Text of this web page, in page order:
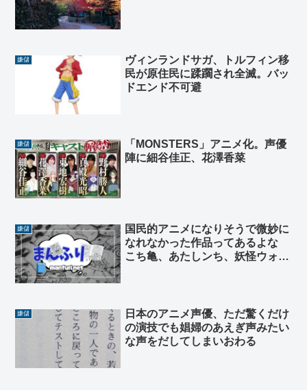
嫌儲
ヴィンランドサガ、トルフィン移
民が原住民に蹂躙され全滅。バッ
ドエンド不可避
嫌儲
「MONSTERS」アニメ化。声優
陣に細谷佳正、花澤香菜
嫌儲
国民的アニメになりそうで微妙に
なれなかった作品ってあるよな
こち亀、あたしンち、妖怪ウォッ
嫌儲
日本のアニメ声優、ただ驚くだけ
の演技でも娼婦のあえぎ声みたい
な声をだしてしまいおわる